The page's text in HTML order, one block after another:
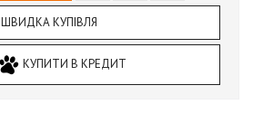
ШВИДКА КУПІВЛЯ
КУПИТИ В КРЕДИТ